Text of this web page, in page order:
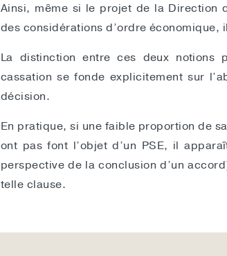
Ainsi, même si le projet de la Direction
des considérations d’ordre
La distinction entre ces deux notions
cassation se fonde explicitement sur
décision.
En pratique, si une faible proportion de
ont pas font l’objet d’un PSE, il
perspective de la conclusion d’un
telle clause.